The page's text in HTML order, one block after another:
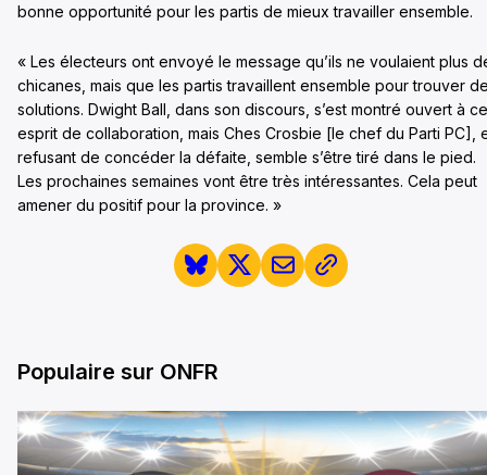
bonne opportunité pour les partis de mieux travailler ensemble.
« Les électeurs ont envoyé le message qu’ils ne voulaient plus
chicanes, mais que les partis travaillent ensemble pour trouver
solutions. Dwight Ball, dans son discours, s’est montré ouvert à
esprit de collaboration, mais Ches Crosbie [le chef du Parti PC],
refusant de concéder la défaite, semble s’être tiré dans le pied.
Les prochaines semaines vont être très intéressantes. Cela peut
amener du positif pour la province. »
Populaire sur ONFR